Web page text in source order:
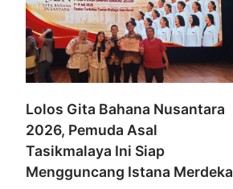
Lolos Gita Bahana Nusantara
2026, Pemuda Asal
Tasikmalaya Ini Siap
Mengguncang Istana Merdeka